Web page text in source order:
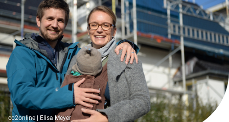
co2online | Elisa Meyer